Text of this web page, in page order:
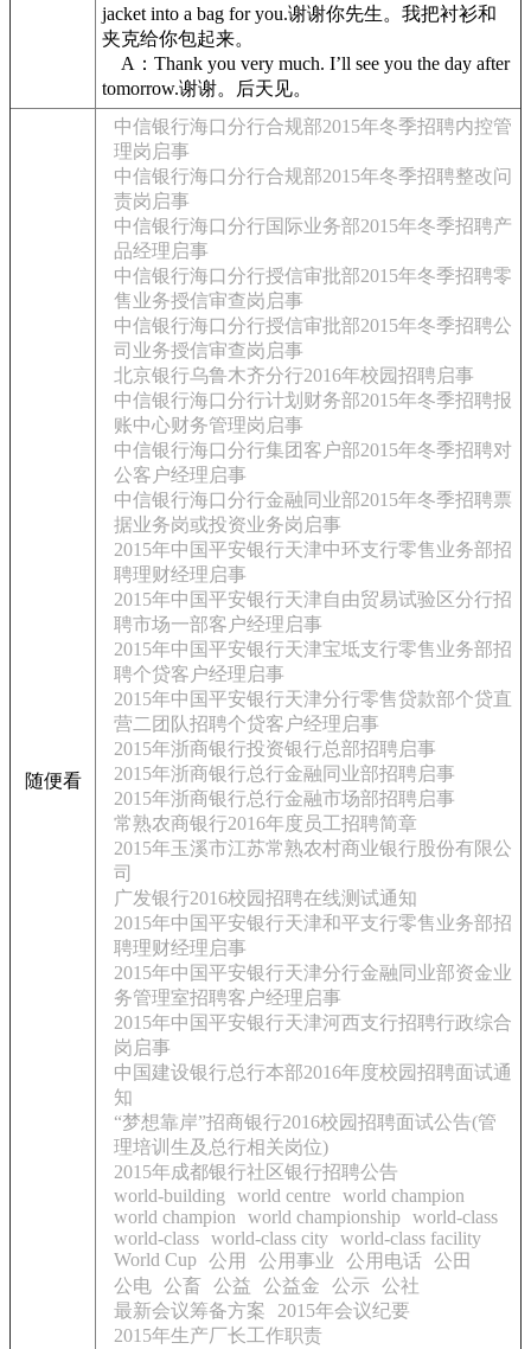
jacket into a bag for you.谢谢你先生。我把衬衫和
夹克给你包起来。
A：Thank you very much. I’ll see you the day after
tomorrow.谢谢。后天见。
随便看
中信银行海口分行合规部2015年冬季招聘内控管
理岗启事
中信银行海口分行合规部2015年冬季招聘整改问
责岗启事
中信银行海口分行国际业务部2015年冬季招聘产
品经理启事
中信银行海口分行授信审批部2015年冬季招聘零
售业务授信审查岗启事
中信银行海口分行授信审批部2015年冬季招聘公
司业务授信审查岗启事
北京银行乌鲁木齐分行2016年校园招聘启事
中信银行海口分行计划财务部2015年冬季招聘报
账中心财务管理岗启事
中信银行海口分行集团客户部2015年冬季招聘对
公客户经理启事
中信银行海口分行金融同业部2015年冬季招聘票
据业务岗或投资业务岗启事
2015年中国平安银行天津中环支行零售业务部招
聘理财经理启事
2015年中国平安银行天津自由贸易试验区分行招
聘市场一部客户经理启事
2015年中国平安银行天津宝坻支行零售业务部招
聘个贷客户经理启事
2015年中国平安银行天津分行零售贷款部个贷直
营二团队招聘个贷客户经理启事
2015年浙商银行投资银行总部招聘启事
2015年浙商银行总行金融同业部招聘启事
2015年浙商银行总行金融市场部招聘启事
常熟农商银行2016年度员工招聘简章
2015年玉溪市江苏常熟农村商业银行股份有限公
司
广发银行2016校园招聘在线测试通知
2015年中国平安银行天津和平支行零售业务部招
聘理财经理启事
2015年中国平安银行天津分行金融同业部资金业
务管理室招聘客户经理启事
2015年中国平安银行天津河西支行招聘行政综合
岗启事
中国建设银行总行本部2016年度校园招聘面试通
知
“梦想靠岸”招商银行2016校园招聘面试公告(管
理培训生及总行相关岗位)
2015年成都银行社区银行招聘公告
world-building
world centre world champion
world champion
world championship world-class
world-class world-class city world-class facility
World Cup 公用 公用事业 公用电话 公田
公电 公畜 公益 公益金 公示 公社
最新会议筹备方案
2015年会议纪要
2015年生产厂长工作职责